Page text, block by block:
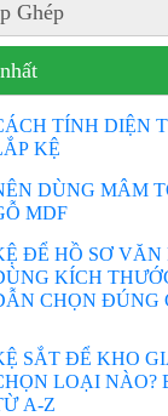
Ghép
TÍNH DIỆN
KỆ
DÙNG MÂM
MDF
ĐỂ HỒ SƠ VĂN
KÍCH
CHỌN ĐÚNG
SẮT ĐỂ KHO
LOẠI NÀO?
A-Z